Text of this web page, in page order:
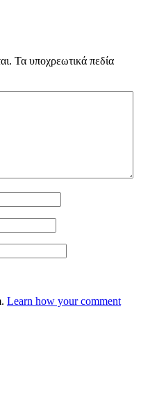
Τα υποχρεωτικά πεδία
Learn how your comment